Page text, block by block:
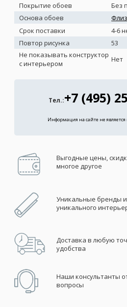
Покрытие обоев
Без
Основа обоев
Срок поставки
4-6
Повтор рисунка
53
Не показывать конструктор
с интерьером
Нет
Тел.:+7 (495)
Информация на сайте не
Выгодные цены,
многое другое
Уникальные бренды и
уникального
Доставка в любую
удобства
Наши консультанты
вопросы